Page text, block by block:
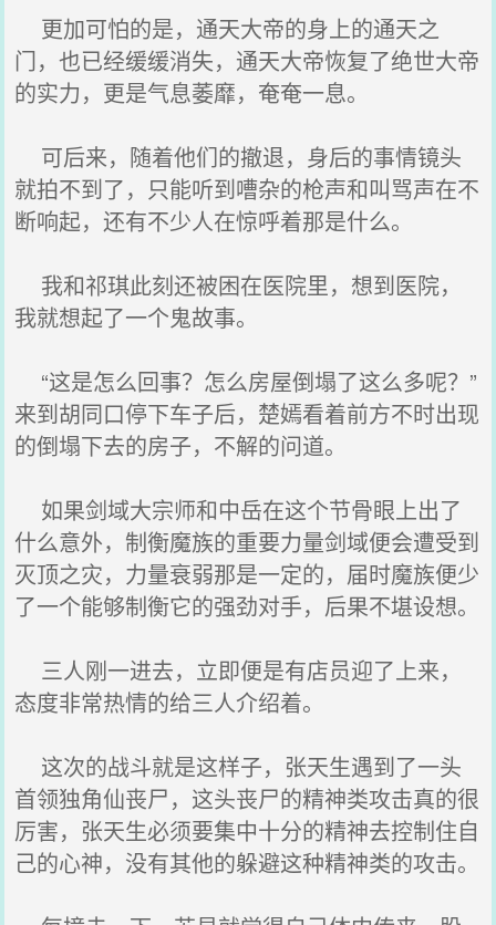
更加可怕的是，通天大帝的身上的通天之
门，也已经缓缓消失，通天大帝恢复了绝世大帝
的实力，更是气息萎靡，奄奄一息。
可后来，随着他们的撤退，身后的事情镜头
就拍不到了，只能听到嘈杂的枪声和叫骂声在不
断响起，还有不少人在惊呼着那是什么。
我和祁琪此刻还被困在医院里，想到医院，
我就想起了一个鬼故事。
“这是怎么回事？怎么房屋倒塌了这么多呢？”
来到胡同口停下车子后，楚嫣看着前方不时出现
的倒塌下去的房子，不解的问道。
如果剑域大宗师和中岳在这个节骨眼上出了
什么意外，制衡魔族的重要力量剑域便会遭受到
灭顶之灾，力量衰弱那是一定的，届时魔族便少
了一个能够制衡它的强劲对手，后果不堪设想。
三人刚一进去，立即便是有店员迎了上来，
态度非常热情的给三人介绍着。
这次的战斗就是这样子，张天生遇到了一头
首领独角仙丧尸，这头丧尸的精神类攻击真的很
厉害，张天生必须要集中十分的精神去控制住自
己的心神，没有其他的躲避这种精神类的攻击。